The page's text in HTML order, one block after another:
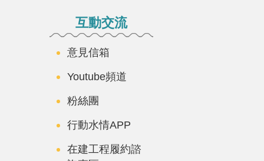
互動交流
意見信箱
Youtube頻道
粉絲團
行動水情APP
在建工程履約諮